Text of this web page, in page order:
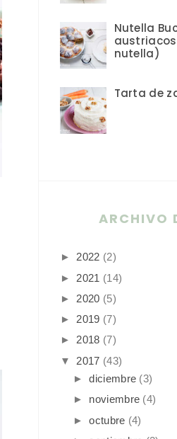
Nutella
nutella)
Tarta de
ARCHIVO
► 2022 (2)
► 2021 (14)
► 2020 (5)
► 2019 (7)
► 2018 (7)
▼
2017 (43)
►diciembre (3)
► noviembre (4)
►octubre (4)